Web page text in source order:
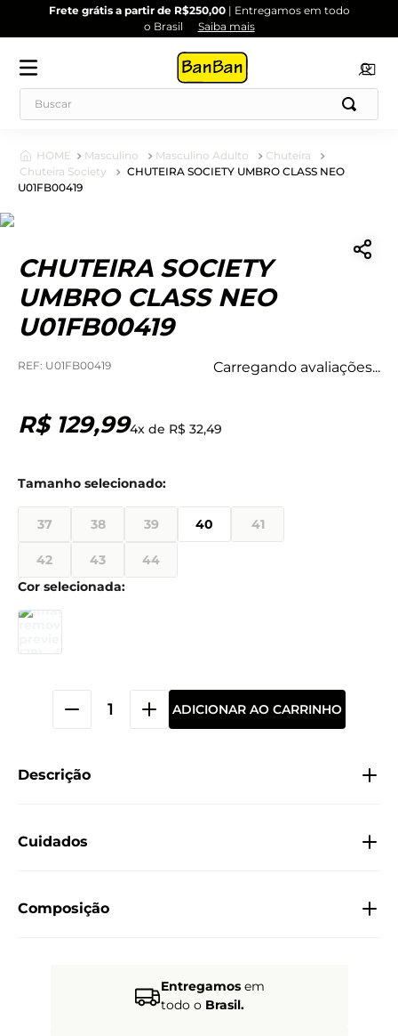
Frete grátis a partir de R$250,00| Entregamos em todo
o Brasil
Saiba mais
Masculino Masculino Adulto
Chuteira
Chuteira Society
CHUTEIRA SOCIETY UMBRO CLASS NEO
U01FB00419
CHUTEIRA SOCIETY
UMBRO CLASS NEO
U01FB00419
: U01FB00419 Carregando avaliações...
R$ 129,994x de R$ 32,49
37 38 39 40 41
42 43 44
ADICIONAR AO CARRINHO
Descrição
Cuidados
Composição
Entregamosem
todo o Brasil.